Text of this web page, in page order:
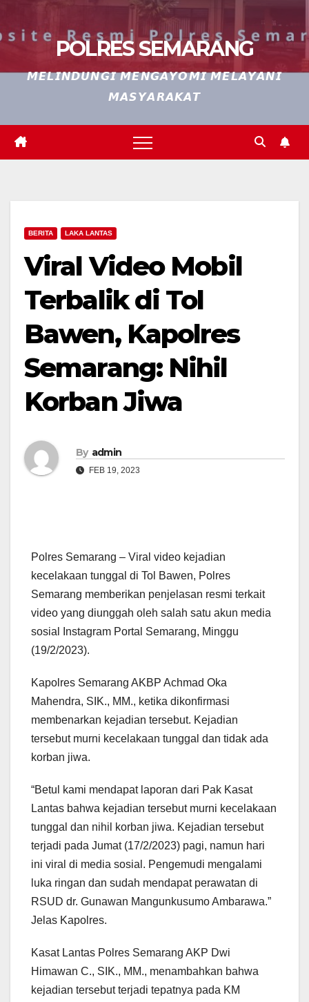
POLRES SEMARANG
𝙈𝙀𝙇𝙄𝙉𝘿𝙐𝙉𝙂𝙄 𝙈𝙀𝙉𝙂𝘼𝙔𝙊𝙈𝙄 𝙈𝙀𝙇𝘼𝙔𝘼𝙉𝙄
𝙈𝘼𝙎𝙔𝘼𝙍𝘼𝙆𝘼𝙏
BERITA LAKA LANTAS
Viral Video Mobil
Terbalik di Tol
Bawen, Kapolres
Semarang: Nihil
Korban Jiwa
By admin
FEB 19, 2023
Polres Semarang – Viral video kejadian
kecelakaan tunggal di Tol Bawen, Polres
Semarang memberikan penjelasan resmi terkait
video yang diunggah oleh salah satu akun media
sosial Instagram Portal Semarang, Minggu
(19/2/2023).
Kapolres Semarang AKBP Achmad Oka
Mahendra, SIK., MM., ketika dikonfirmasi
membenarkan kejadian tersebut. Kejadian
tersebut murni kecelakaan tunggal dan tidak ada
korban jiwa.
“Betul kami mendapat laporan dari Pak Kasat
Lantas bahwa kejadian tersebut murni kecelakaan
tunggal dan nihil korban jiwa. Kejadian tersebut
terjadi pada Jumat (17/2/2023) pagi, namun hari
ini viral di media sosial. Pengemudi mengalami
luka ringan dan sudah mendapat perawatan di
RSUD dr. Gunawan Mangunkusumo Ambarawa.”
Jelas Kapolres.
Kasat Lantas Polres Semarang AKP Dwi
Himawan C., SIK., MM., menambahkan bahwa
kejadian tersebut terjadi tepatnya pada KM